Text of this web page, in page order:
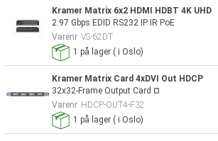
Kramer Matrix 6x2 HDMI HDBT 4K UHD
2.97 Gbps EDID RS232 IP IR PoE
Varenr VS-62DT
1 på lager ( i Oslo)
Kramer Matrix Card 4xDVI Out HDCP
32x32-Frame Output Card ¤
Varenr HDCP-OUT4-F32
1 på lager ( i Oslo)